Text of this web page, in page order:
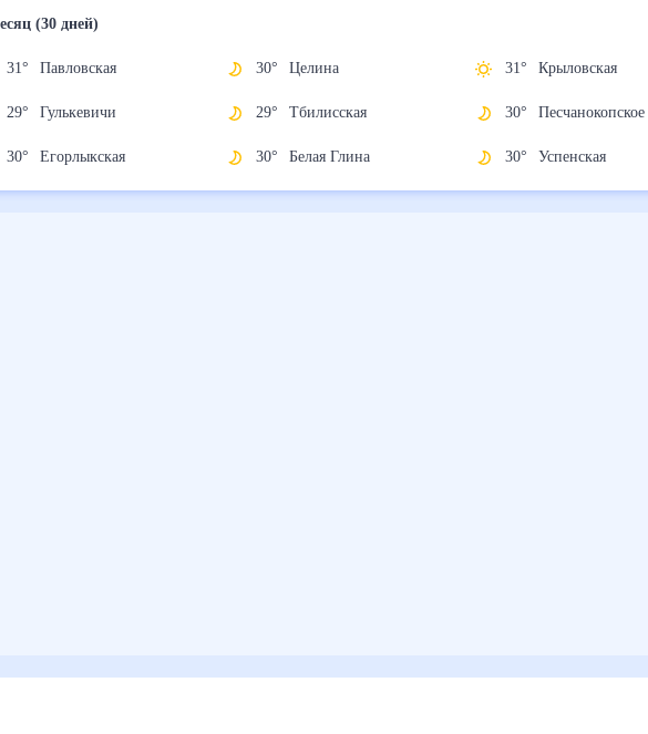
на месяц (30 дней)
31° Павловская
29 Гулькевичи
30 Егорлыкская
30 Целина
29 Тбилисская
30 Белая Глина
31° Крыловская
30°
30° Успенская